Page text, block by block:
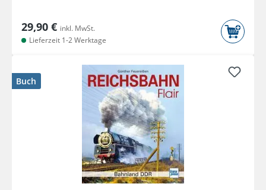
29,90 € inkl. MwSt.
Lieferzeit 1-2 Werktage
Buch